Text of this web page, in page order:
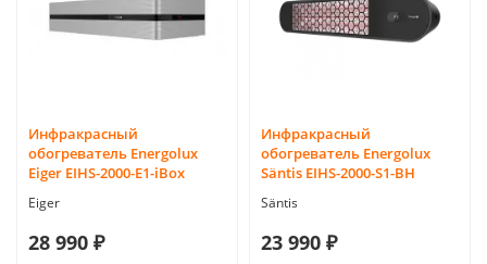
Инфракрасный
обогреватель Energolux
Eiger EIHS-2000-E1-iBox
Eiger
28 990 ₽
Инфракрасный
обогреватель Energolux
Säntis EIHS-2000-S1-BH
Säntis
23 990 ₽